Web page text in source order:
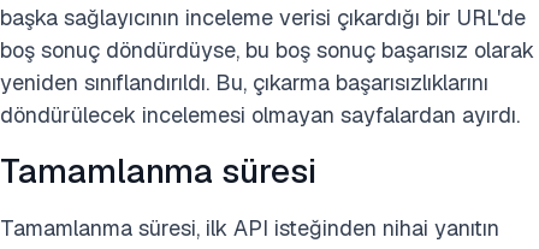
başka sağlayıcının inceleme verisi çıkardığı bir URL'de
boş sonuç döndürdüyse, bu boş sonuç başarısız olarak
yeniden sınıflandırıldı. Bu, çıkarma başarısızlıklarını
döndürülecek incelemesi olmayan sayfalardan ayırdı.
Tamamlanma süresi
Tamamlanma süresi, ilk API isteğinden nihai yanıtın